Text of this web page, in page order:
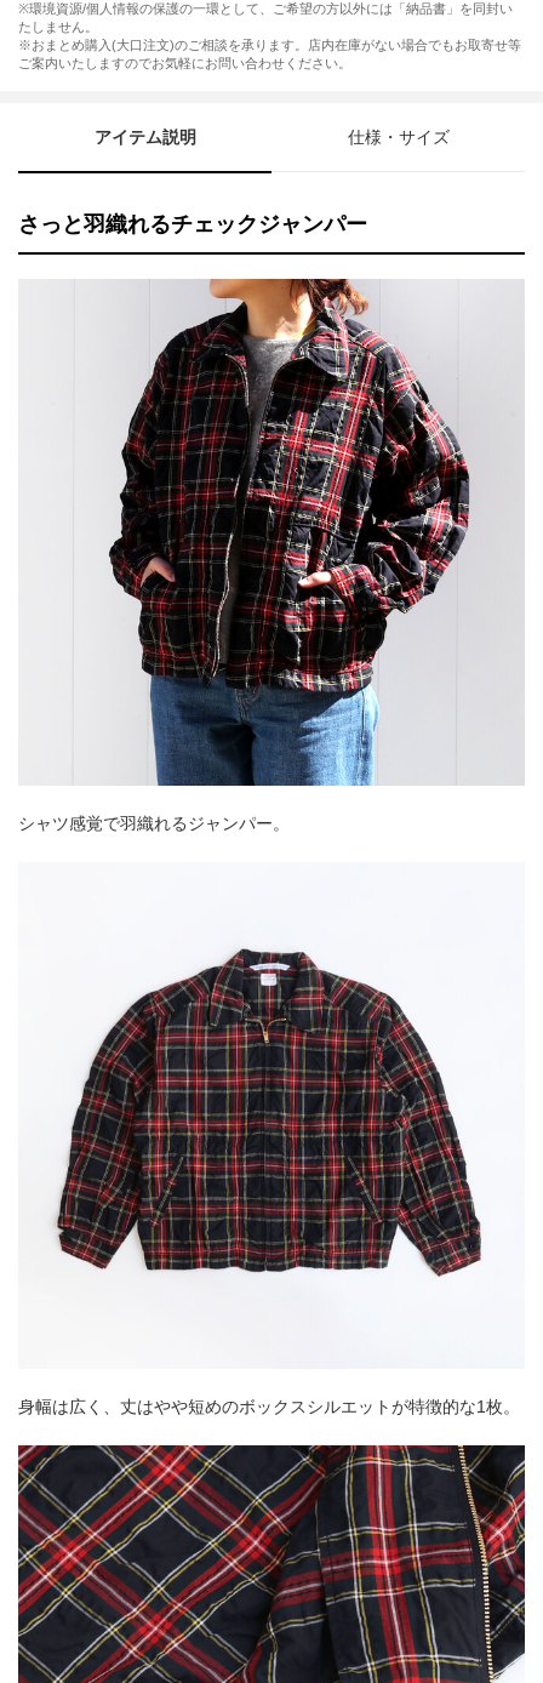
※環境資源/個人情報の保護の一環として、ご希望の方以外には「納品書」を同封い
たしません。
※おまとめ購入(大口注文)のご相談を承ります。店内在庫がない場合でもお取寄せ等
ご案内いたしますのでお気軽にお問い合わせください。
アイテム説明 仕様・サイズ
さっと羽織れるチェックジャンパー
シャツ感覚で羽織れるジャンパー。
身幅は広く、丈はやや短めのボックスシルエットが特徴的な1枚。